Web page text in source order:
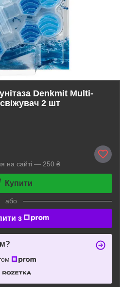
Denkmit Multi-
2 шт
на сайті — 250 ₴
Купити
або
з